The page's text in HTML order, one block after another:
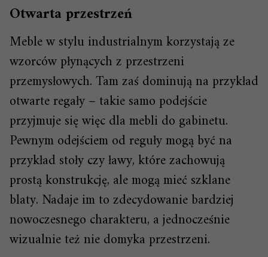
Otwarta przestrzeń
Meble w stylu industrialnym korzystają ze
wzorców płynących z przestrzeni
przemysłowych. Tam zaś dominują na przykład
otwarte regały – takie samo podejście
przyjmuje się więc dla mebli do gabinetu.
Pewnym odejściem od reguły mogą być na
przykład stoły czy ławy, które zachowują
prostą konstrukcję, ale mogą mieć szklane
blaty. Nadaje im to zdecydowanie bardziej
nowoczesnego charakteru, a jednocześnie
wizualnie też nie domyka przestrzeni.